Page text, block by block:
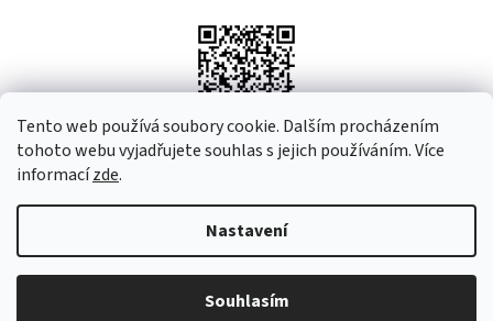
Tento web používá soubory cookie. Dalším procházením
tohoto webu vyjadřujete souhlas s jejich používáním. Více
informacízde.
Nastavení
Souhlasím
Copyright 2026Remeda. Všechna práva vyhrazena.Upravit
nastavení cookies